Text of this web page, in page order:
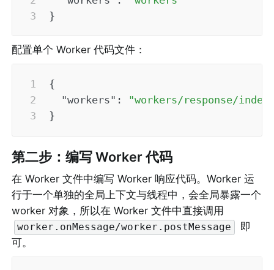
}
配置单个 Worker 代码文件：
{
"workers" :
"workers/response/
}
第二步：编写 Worker 代码
在 Worker 文件中编写 Worker 响应代码。Worker 运
行于一个单独的全局上下文与线程中，会全局暴露一个
worker.onMessage/worker.postMessage
即
可。